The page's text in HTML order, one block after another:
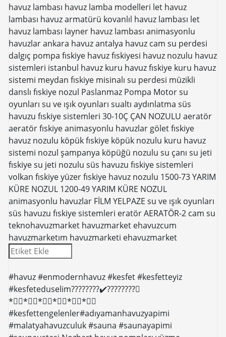
havuz lambası havuz lamba modelleri let havuz
lambası havuz armatürü kovanlıl havuz lambası let
havuz lambası layner havuz lambası animasyonlu
havuzlarankara havuzantalya havuz cam su perdesi
dalgıç pompa fıskiye havuz fıskiyesi havuz nozulu havuz
sistemleri istanbul havuz kuru havuz fıskiye kuru havuz
sistemi meydan fıskiye misinalı su perdesi müzikli
danslı fıskiye nozul Paslanmaz Pompa Motorsu
oyunları su ve ışık oyunları sualtı aydınlatma süs
havuzu fıskiye sistemleri 30-10Ç ÇAN NOZULU aeratör
aeratör fıskiyeanimasyonlu havuzlar gölet fıskiye
havuz nozulu köpük fıskiye köpük nozulu kuru havuz
sistemi nozul şampanya köpüğü nozulu su çanı su jeti
fıskiyesu jeti nozulu süs havuzu fıskiye sistemleri
volkan fıskiyeyüzer fıskiye havuz nozulu 1500-73 YARIM
KÜRE NOZUL 1200-49 YARIM KÜRE NOZUL
animasyonlu havuzlar FİLM YELPAZE su ve ışık oyunları
süs havuzu fıskiye sistemleri eratörAERATÖR-2 cam su
teknohavuzmarket havuzmarket ehavuzcum
havuzmarketım havuzmarketi ehavuzmarket
#havuz #enmodernhavuz #kesfet #kesfetteyiz
#kesfeteduselim????????✔️????????⃣
*⃣⃣*⃣⃣*⃣⃣*⃣⃣*⃣⃣*⃣⃣
#kesfettengelenler#adıyamanhavuzyapimi
#malatyahavuzculuk #sauna #saunayapimi